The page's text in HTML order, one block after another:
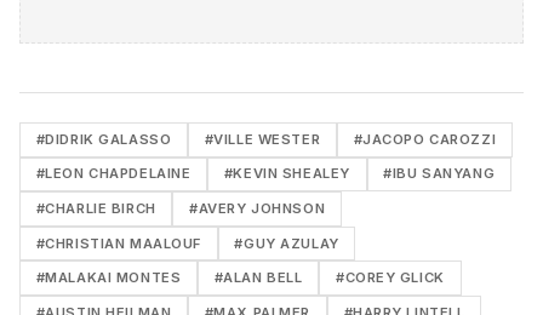
#DIDRIK GALASSO #VILLE WESTER #JACOPO CAROZZI
#LEON CHAPDELAINE #KEVIN SHEALEY #IBU SANYANG
#CHARLIE BIRCH #AVERY JOHNSON
#CHRISTIAN MAALOUF #GUY AZULAY
#MALAKAI MONTES #ALAN BELL #COREY GLICK